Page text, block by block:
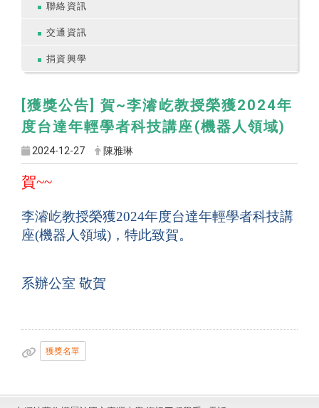
聯絡資訊
交通資訊
捐資興學
[獲獎公告] 賀~李濬屹教授榮獲2024年
度台達年輕學者科技講座(機器人領域)
2024-12-27 陳雅琳
賀~~
李濬屹教授榮獲2024年度台達年輕學者科技講
座(機器人領域) ， 特此致賀。
系辦公室 敬賀
獲獎名單